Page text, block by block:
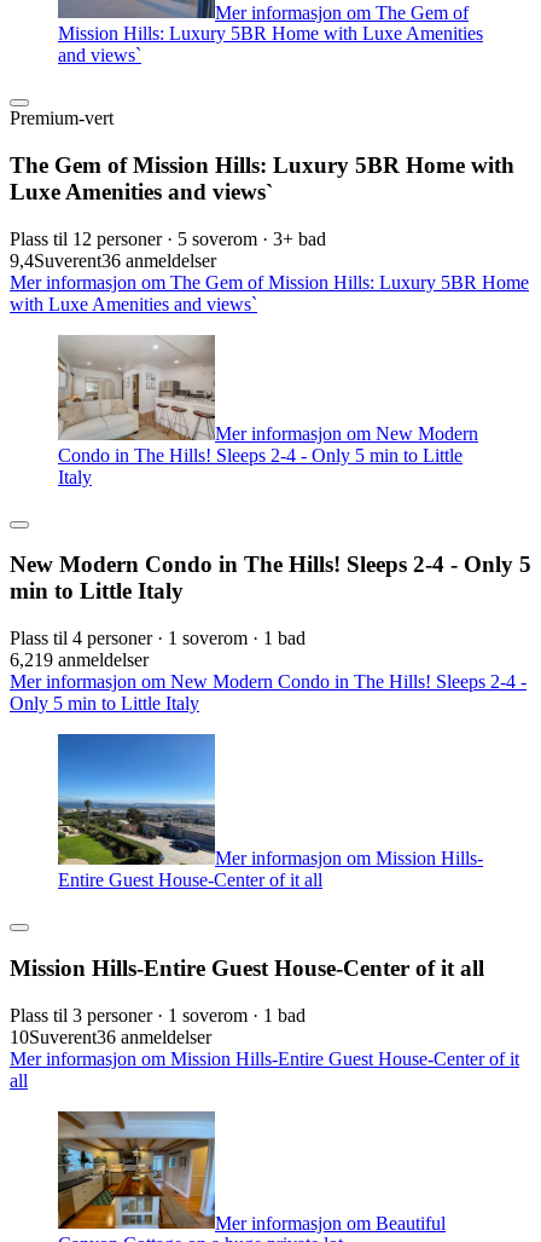
Mer informasjon om The Gem of
Mission Hills: Luxury 5BR Home with Luxe Amenities
and views`
Premium-vert
The Gem of Mission Hills: Luxury 5BR Home with
Luxe Amenities and views`
Plass til 12 personer · 5 soverom · 3+ bad
9,4Suverent36 anmeldelser
Mer informasjon om The Gem of Mission Hills: Luxury 5BR Home
with Luxe Amenities and views`
Mer informasjon om New Modern
Condo in The Hills! Sleeps 2-4 - Only 5 min to Little
Italy
New Modern Condo in The Hills! Sleeps 2-4 - Only 5
min to Little Italy
Plass til 4 personer · 1 soverom · 1 bad
6,219 anmeldelser
Mer informasjon om New Modern Condo in The Hills! Sleeps 2-4 -
Only 5 min to Little Italy
Mer informasjon om Mission Hills-
Entire Guest House-Center of it all
Mission Hills-Entire Guest House-Center of it all
Plass til 3 personer · 1 soverom · 1 bad
10Suverent36 anmeldelser
Mer informasjon om Mission Hills-Entire Guest House-Center of it
all
Mer informasjon om Beautiful